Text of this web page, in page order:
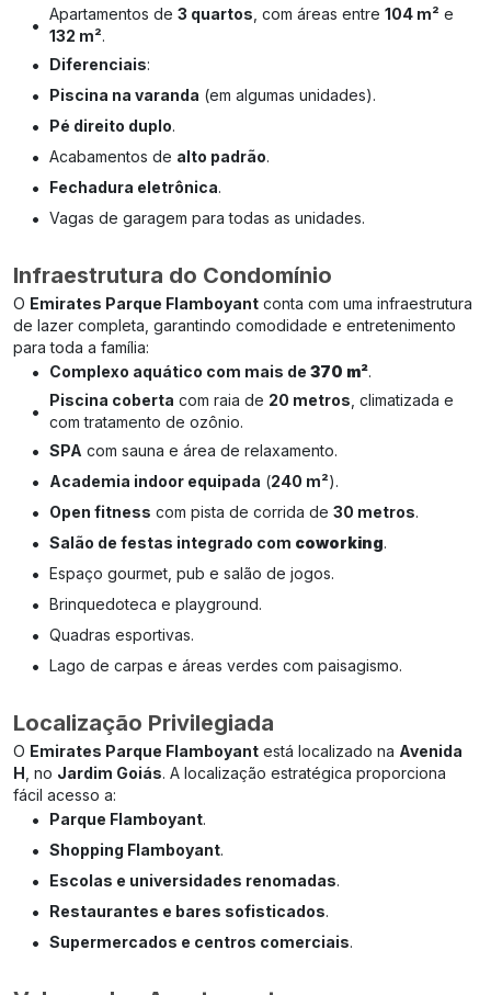
•
Apartamentos de 3 quartos , com áreas entre 104 m² e
132 m².
• Diferenciais:
• Piscina na varanda (em algumas unidades).
• Pé direito duplo.
• Acabamentos de alto padrão.
• Fechadura eletrônica.
• Vagas de garagem para todas as unidades.
Infraestrutura do Condomínio
O Emirates Parque Flamboyant conta com uma infraestrutura
de lazer completa, garantindo comodidade e entretenimento
para toda a família:
• Complexo aquático com mais de 370 m².
•
Piscina coberta com raia de 20 metros , climatizada e
com tratamento de ozônio.
• SPA com sauna e área de relaxamento.
• Academia indoor equipada (240 m²).
• Open fitness com pista de corrida de 30 metros.
• Salão de festas integrado com coworking.
• Espaço gourmet, pub e salão de jogos.
• Brinquedoteca e playground.
• Quadras esportivas.
• Lago de carpas e áreas verdes com paisagismo.
Localização Privilegiada
O Emirates Parque Flamboyant está localizado na Avenida
H , no Jardim Goiás. A localização estratégica proporciona
fácil acesso a:
• Parque Flamboyant.
• Shopping Flamboyant.
• Escolas e universidades renomadas.
• Restaurantes e bares sofisticados.
• Supermercados e centros comerciais.